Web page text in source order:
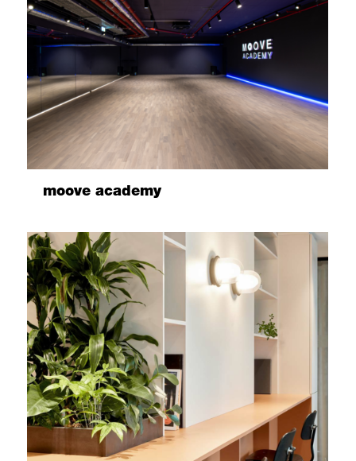
moove academy